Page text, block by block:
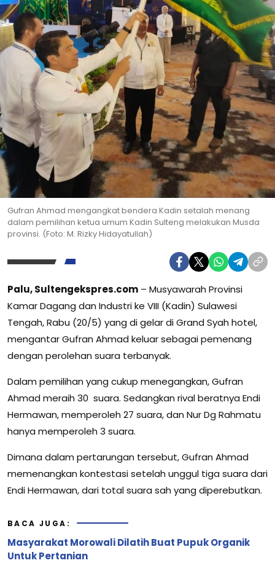
Gufran Ahmad mengangkat bendera Kadin setalah menang
dalam pemilihan ketua umum Kadin Sulteng melakukan Musda
provinsi. (Foto: M. Rizky Hidayatullah)
Palu, Sultengekspres.com – Musyawarah Provinsi
Kamar Dagang dan Industri ke VIII (Kadin) Sulawesi
Tengah, Rabu (20/5) yang di gelar di Grand Syah hotel,
mengantar Gufran Ahmad keluar sebagai pemenang
dengan perolehan suara terbanyak.
Dalam pemilihan yang cukup menegangkan, Gufran
Ahmad meraih 30 suara. Sedangkan rival beratnya Endi
Hermawan, memperoleh 27 suara, dan Nur Dg Rahmatu
hanya memperoleh 3 suara.
Dimana dalam pertarungan tersebut, Gufran Ahmad
memenangkan kontestasi setelah unggul tiga suara dari
Endi Hermawan, dari total suara sah yang diperebutkan.
BACA JUGA:
Masyarakat Morowali Dilatih Buat Pupuk Organik
Untuk Pertanian